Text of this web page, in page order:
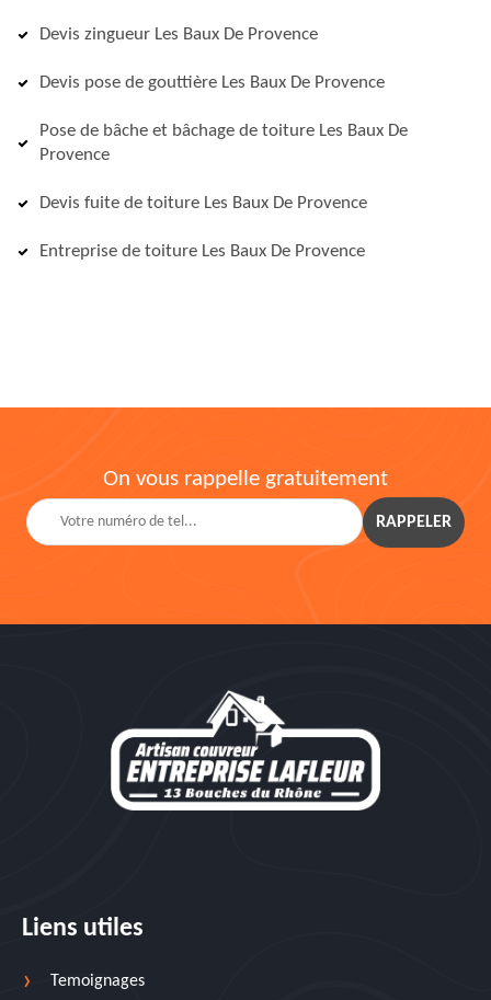
Devis zingueur Les Baux De Provence
Devis pose de gouttière Les Baux De Provence
Pose de bâche et bâchage de toiture Les Baux De
Provence
Devis fuite de toiture Les Baux De Provence
Entreprise de toiture Les Baux De Provence
On vous rappelle gratuitement
Liens utiles
Temoignages